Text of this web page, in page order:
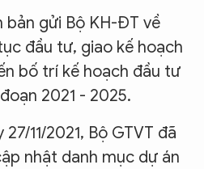
bản gửi Bộ KH-ĐT về
đầu tư, giao kế hoạch
bố trí kế hoạch đầu tư
2021 - 2025.
11/2021, Bộ GTVT đã
nhật danh mục dự án